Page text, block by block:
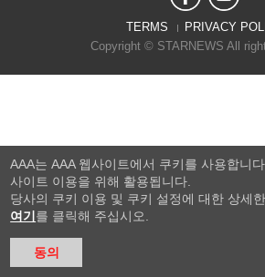
TERMS
PRIVACY
Copyright © STARNEWS All
AAA는 AAA 웹사이트에서 쿠키를 사용합니
사이트 이용을 위해 활용됩니다.
당사의 쿠키 이용 및 쿠키 설정에 대한 상세
여기 를 클릭해 주십시오.
동의